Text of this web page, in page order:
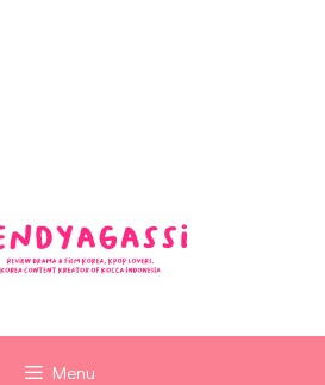
Menu